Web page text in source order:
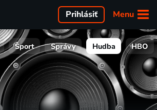
Menu
Prihlásiť
Šport Správy Hudba HBO